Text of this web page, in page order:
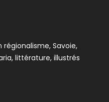
régionalisme, Savoie,
littérature, illustrés